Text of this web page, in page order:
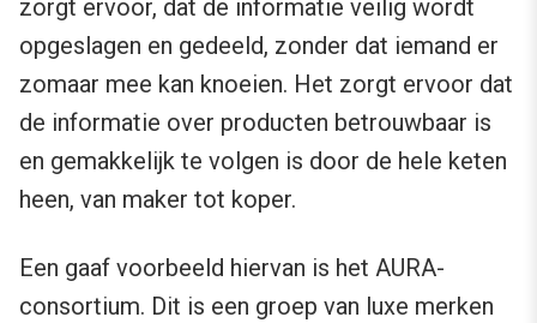
zorgt ervoor, dat de informatie veilig wordt
opgeslagen en gedeeld, zonder dat iemand er
zomaar mee kan knoeien. Het zorgt ervoor dat
de informatie over producten betrouwbaar is
en gemakkelijk te volgen is door de hele keten
heen, van maker tot koper.
Een gaaf voorbeeld hiervan is het AURA-
consortium. Dit is een groep van luxe merken